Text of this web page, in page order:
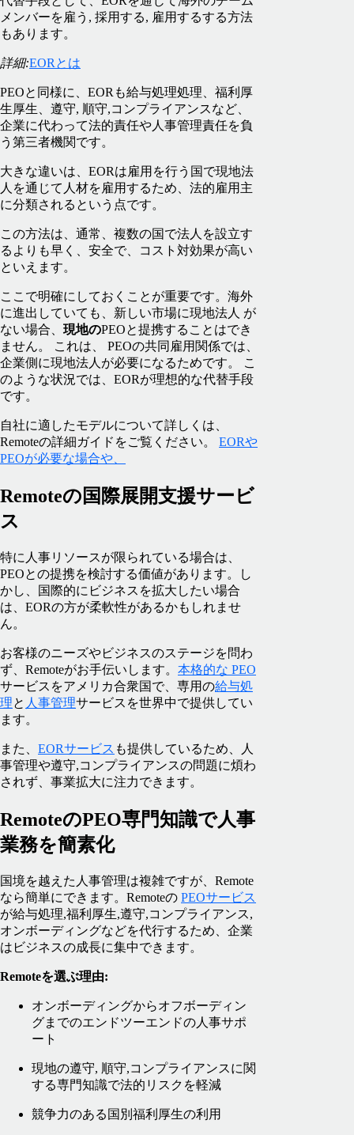
メンバーを雇う, 採用する, 雇用するする方法
もあります。
詳細:EORとは
PEOと同様に、EORも給与処理処理、福利厚
生厚生、遵守, 順守,コンプライアンスなど、
企業に代わって法的責任や人事管理責任を負
う第三者機関です。
大きな違いは、EORは雇用を行う国で現地法
人を通じて人材を雇用するため、法的雇用主
に分類されるという点です。
この方法は、通常、複数の国で法人を設立す
るよりも早く、安全で、コスト対効果が高い
といえます。
ここで明確にしておくことが重要です。海外
に進出していても、新しい市場に現地法人 が
ない場合、 現地のPEOと提携することはでき
ません。 これは、 PEOの共同雇用関係では、
企業側に現地法人が必要になるためです。 こ
のような状況では、EORが理想的な代替手段
です。
自社に適したモデルについて詳しくは、
Remoteの詳細ガイドをご覧ください。 EORや
PEOが必要な場合や、
Remoteの国際展開支援サービ
ス
特に人事リソースが限られている場合は、
PEOとの提携を検討する価値があります。し
かし、国際的にビジネスを拡大したい場合
は、EORの方が柔軟性があるかもしれませ
ん。
お客様のニーズやビジネスのステージを問わ
ず、Remoteがお手伝いします。 本格的な PEO
サービスをアメリカ合衆国で、専用の給与処
理と 人事管理サービスを世界中で提供してい
ます。
また、 EORサービス も提供しているため、人
事管理や遵守,コンプライアンスの問題に煩わ
されず、事業拡大に注力できます。
RemoteのPEO専門知識で人事
業務を簡素化
国境を越えた人事管理は複雑ですが、Remote
なら簡単にできます。Remoteの PEOサービス
が給与処理,福利厚生,遵守,コンプライアンス,
オンボーディングなどを代行するため、企業
はビジネスの成長に集中できます。
Remoteを選ぶ理由:
オンボーディングからオフボーディン
グまでのエンドツーエンドの人事サポ
ート
現地の遵守, 順守,コンプライアンスに関
する専門知識で法的リスクを軽減
競争力のある国別福利厚生の利用